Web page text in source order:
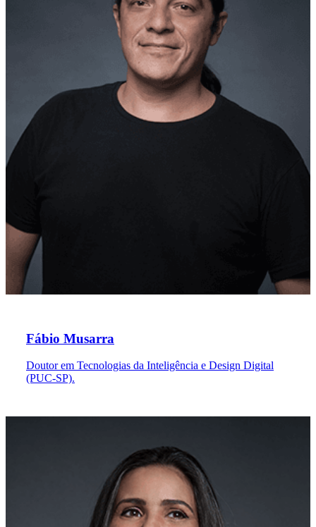
Fábio Musarra
Doutor em Tecnologias da Inteligência e Design Digital
(PUC-SP).